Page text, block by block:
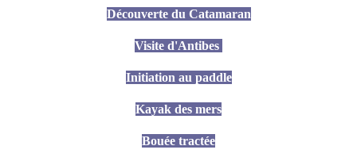
Découverte du Catamaran
Visite d'Antibes
Initiation au paddle
Kayak des mers
Bouée tractée